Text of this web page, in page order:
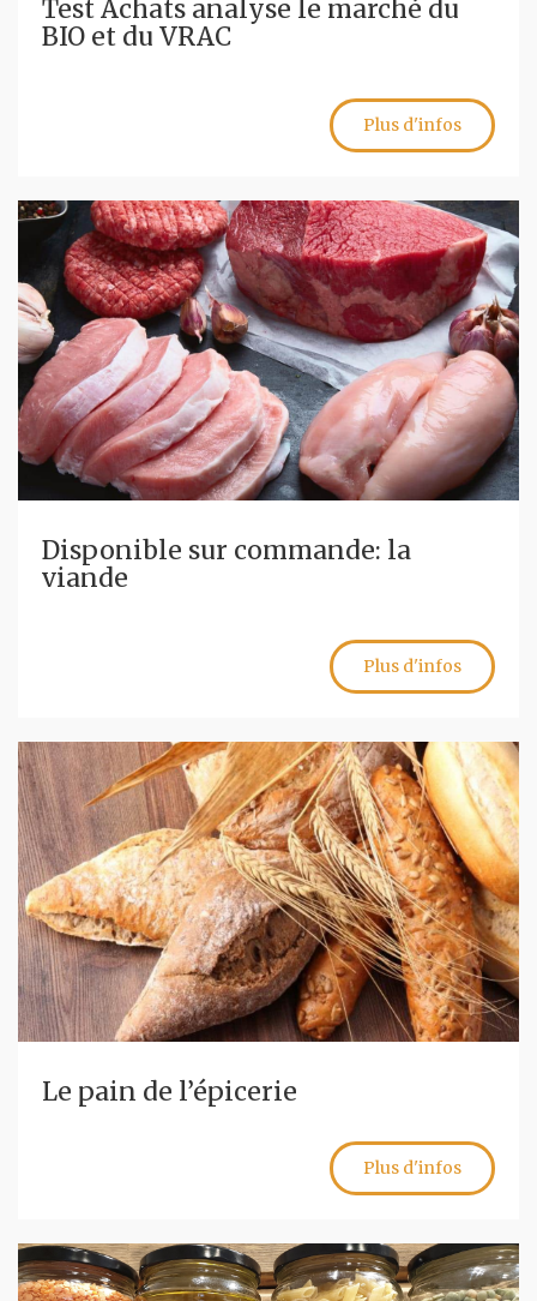
Test Achats analyse le marché du
BIO et du VRAC
Plus d'infos
Disponible sur commande: la
viande
Plus d'infos
Le pain de l’épicerie
Plus d'infos